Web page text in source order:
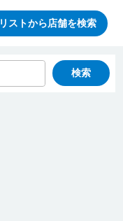
リストから店舗を検索
検索